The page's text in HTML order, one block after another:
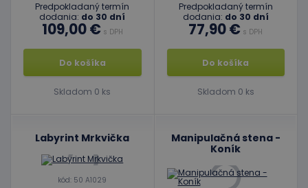
Predpokladaný termín
dodania: do 30 dní
109,00 € s DPH
Do košíka
Skladom 0 ks
Predpokladaný termín
dodania: do 30 dní
77,90 € s DPH
Do košíka
Skladom 0 ks
Labyrint Mrkvička
kód: 50 A1029
Manipulačná stena -
Koník